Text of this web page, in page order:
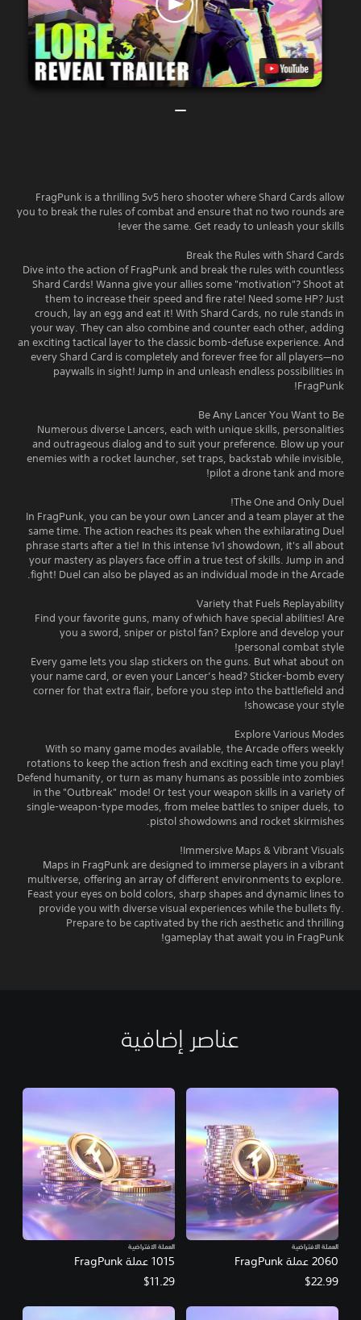
FragPunk is a thrilling 5v5 hero shooter where Shard Cards allow
you to break the rules of combat and ensure that no two rounds are
ever the same. Get ready to unleash your skills!
Break the Rules with Shard Cards
Dive into the action of FragPunk and break the rules with countless
Shard Cards! Wanna give your allies some "motivation"? Shoot at
them to increase their speed and fire rate! Need some HP? Just
crouch, lay an egg and eat it! With Shard Cards, no rule stands in
your way. They can also combine and counter each other, adding
an exciting tactical layer to the classic bomb-defuse experience. And
every Shard Card is completely and forever free for all players—no
paywalls in sight! Jump in and unleash endless possibilities in
FragPunk!
Be Any Lancer You Want to Be
Numerous diverse Lancers, each with unique skills, personalities
and outrageous dialog and to suit your preference. Blow up your
enemies with a rocket launcher, set traps, backstab while invisible,
pilot a drone tank and more!
The One and Only Duel!
In FragPunk, you can be your own Lancer and a team player at the
same time. The action reaches its peak when the exhilarating Duel
phrase starts after a tie! In this intense 1v1 showdown, it's all about
your mastery as players face off in a true test of skills. Jump in and
fight! Duel can also be played as an individual mode in the Arcade.
Variety that Fuels Replayability
Find your favorite guns, many of which have special abilities! Are
you a sword, sniper or pistol fan? Explore and develop your
personal combat style!
Every game lets you slap stickers on the guns. But what about on
your name card, or even your Lancer’s head? Sticker-bomb every
corner for that extra flair, before you step into the battlefield and
showcase your style!
Explore Various Modes
With so many game modes available, the Arcade offers weekly
rotations to keep the action fresh and exciting each time you play!
Defend humanity, or turn as many humans as possible into zombies
in the "Outbreak" mode! Or test your weapon skills in a variety of
single-weapon-type modes, from melee battles to sniper duels, to
pistol showdowns and rocket skirmishes.
Immersive Maps & Vibrant Visuals!
Maps in FragPunk are designed to immerse players in a vibrant
multiverse, offering an array of different environments to explore.
Feast your eyes on bold colors, sharp shapes and dynamic lines to
provide you with diverse visual experiences while the bullets fly.
Prepare to be captivated by the rich aesthetic and thrilling
gameplay that await you in FragPunk!
عناصر إضافية
2060 عملة FragPunk
العملة الافتراضية
$22.99
1015 عملة FragPunk
العملة الافتراضية
$11.29